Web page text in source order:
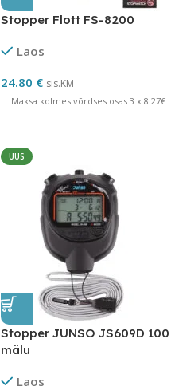
Stopper Flott FS-8200
Laos
24.80 € sis.KM
Maksa kolmes võrdses osas 3 x 8.27€
UUS
Stopper JUNSO JS609D 100
mälu
Laos